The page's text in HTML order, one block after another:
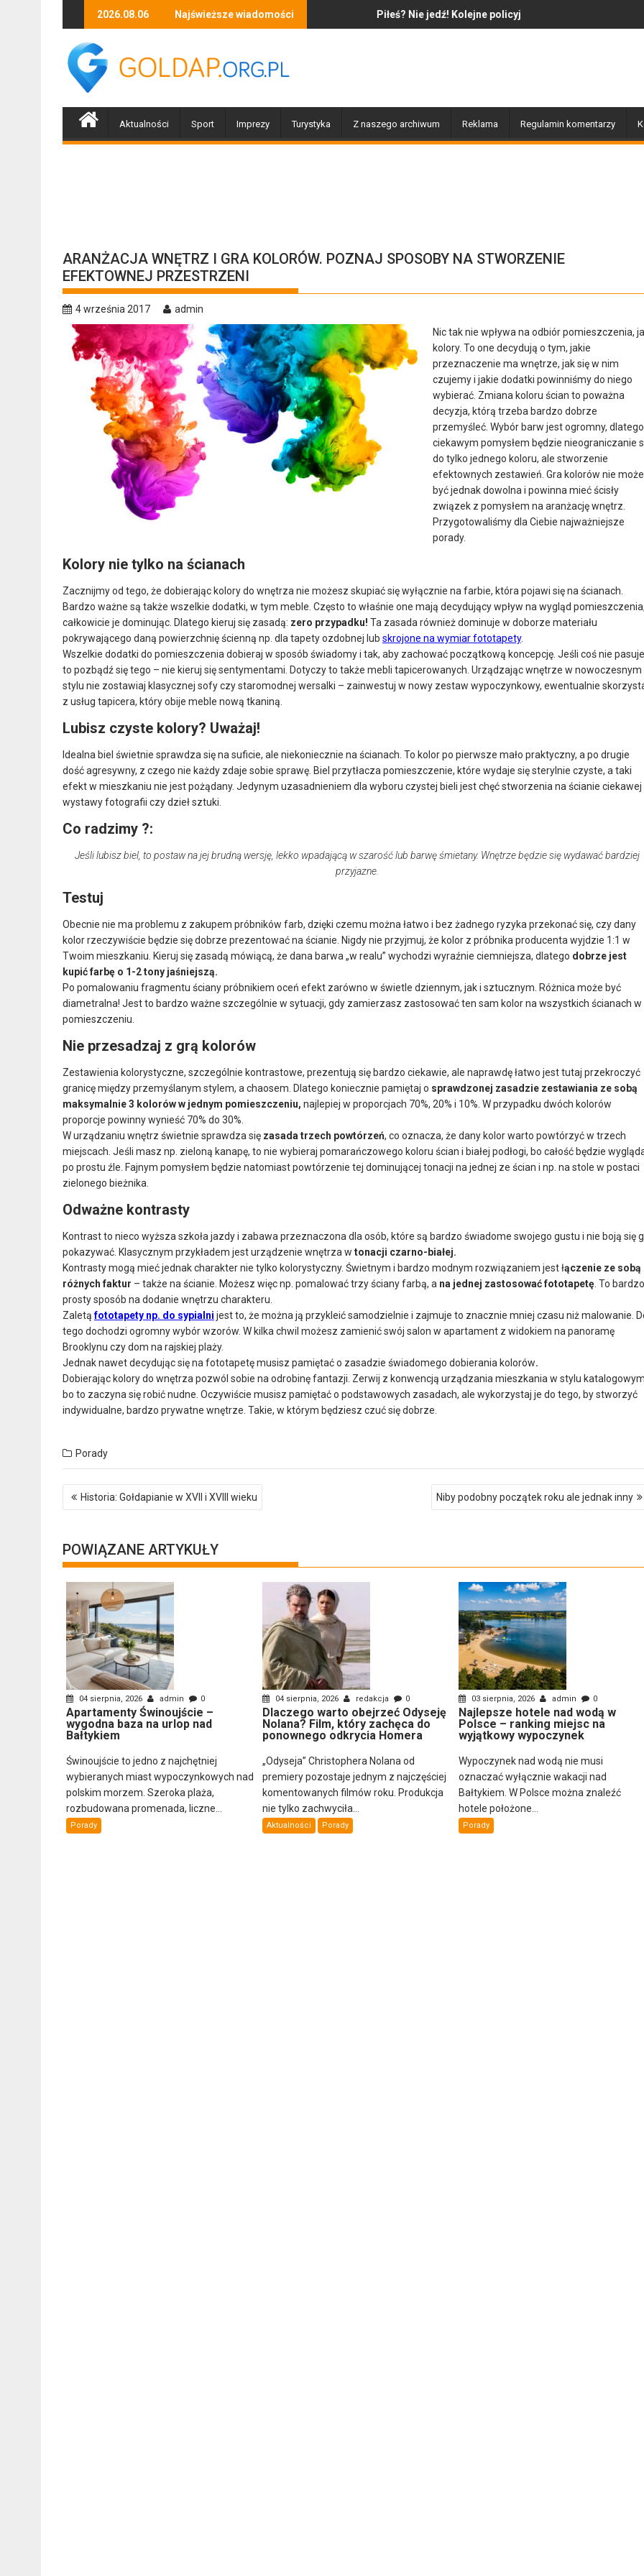
2026.08.06 Najświeższe wiadomości
wernisaż wystawy Stefana Kierula
Za ciekawość zapłacili 1200 zł Piłeś? Nie jedź! Kolejne policyjne działania „Trzeźwość”Jazz to nie tylko muzyka
Aktualności Sport Imprezy Turystyka Z naszego archiwum Reklama Regulamin komentarzy
ARANŻACJA WNĘTRZ I GRA KOLORÓW. POZNAJ SPOSOBY NA STWORZENIE
EFEKTOWNEJ PRZESTRZENI
4 września 2017
admin
Nic tak nie wpływa na odbiór pomieszczenia,
kolory. To one decydują o tym, jakie
przeznaczenie ma wnętrze, jak się w nim
czujemy i jakie dodatki powinniśmy do niego
wybierać. Zmiana koloru ścian to poważna
decyzja, którą trzeba bardzo dobrze
przemyśleć. Wybór barw jest ogromny, dlatego
ciekawym pomysłem będzie nieograniczanie
do tylko jednego koloru, ale stworzenie
efektownych zestawień. Gra kolorów nie może
być jednak dowolna i powinna mieć ścisły
związek z pomysłem na aranżację wnętrz.
Przygotowaliśmy dla Ciebie najważniejsze
porady.
Kolory nie tylko na ścianach
Zacznijmy od tego, że dobierając kolory do wnętrza nie możesz skupiać się wyłącznie na farbie, która pojawi się na ścianach.
Bardzo ważne są także wszelkie dodatki, w tym meble. Często to właśnie one mają decydujący wpływ na wygląd
całkowicie je dominując. Dlatego kieruj się zasadą: zero przypadku! Ta zasada również dominuje w doborze materiału
pokrywającego daną powierzchnię ścienną np. dla tapety ozdobnej lub skrojone na wymiar fototapety.
Wszelkie dodatki do pomieszczenia dobieraj w sposób świadomy i tak, aby zachować początkową koncepcję. Jeśli coś nie
to pozbądź się tego – nie kieruj się sentymentami. Dotyczy to także mebli tapicerowanych. Urządzając wnętrze w nowoczesnym
stylu nie zostawiaj klasycznej sofy czy staromodnej wersalki – zainwestuj w nowy zestaw wypoczynkowy, ewentualnie
z usług tapicera, który obije meble nową tkaniną.
Lubisz czyste kolory? Uważaj!
Idealna biel świetnie sprawdza się na suficie, ale niekoniecznie na ścianach. To kolor po pierwsze mało praktyczny, a po drugie
dość agresywny, z czego nie każdy zdaje sobie sprawę. Biel przytłacza pomieszczenie, które wydaje się sterylnie czyste, a taki
efekt w mieszkaniu nie jest pożądany. Jedynym uzasadnieniem dla wyboru czystej bieli jest chęć stworzenia na ścianie ciekawej
wystawy fotografii czy dzieł sztuki.
Co radzimy ?:
Jeśli lubisz biel, to postaw na jej brudną wersję, lekko wpadającą w szarość lub barwę śmietany. Wnętrze będzie się wydawać bardziej
przyjazne.
Testuj
Obecnie nie ma problemu z zakupem próbników farb, dzięki czemu można łatwo i bez żadnego ryzyka przekonać się, czy dany
kolor rzeczywiście będzie się dobrze prezentować na ścianie. Nigdy nie przyjmuj, że kolor z próbnika producenta wyjdzie 1:1 w
Twoim mieszkaniu. Kieruj się zasadą mówiącą, że dana barwa „w realu” wychodzi wyraźnie ciemniejsza, dlatego dobrze jest
kupić farbę o 1-2 tony jaśniejszą.
Po pomalowaniu fragmentu ściany próbnikiem oceń efekt zarówno w świetle dziennym, jak i sztucznym. Różnica może być
diametralna! Jest to bardzo ważne szczególnie w sytuacji, gdy zamierzasz zastosować ten sam kolor na wszystkich ścianach w
pomieszczeniu.
Nie przesadzaj z grą kolorów
Zestawienia kolorystyczne, szczególnie kontrastowe, prezentują się bardzo ciekawie, ale naprawdę łatwo jest tutaj przekroczyć
granicę między przemyślanym stylem, a chaosem. Dlatego koniecznie pamiętaj o sprawdzonej zasadzie zestawiania ze sobą
maksymalnie 3 kolorów w jednym pomieszczeniu, najlepiej w proporcjach 70%, 20% i 10%. W przypadku dwóch kolorów
proporcje powinny wynieść 70% do 30%.
W urządzaniu wnętrz świetnie sprawdza się zasada trzech powtórzeń, co oznacza, że dany kolor warto powtórzyć w trzech
miejscach. Jeśli masz np. zieloną kanapę, to nie wybieraj pomarańczowego koloru ścian i białej podłogi, bo całość będzie
po prostu źle. Fajnym pomysłem będzie natomiast powtórzenie tej dominującej tonacji na jednej ze ścian i np. na stole w postaci
zielonego bieżnika.
Odważne kontrasty
Kontrast to nieco wyższa szkoła jazdy i zabawa przeznaczona dla osób, które są bardzo świadome swojego gustu i nie boją się
pokazywać. Klasycznym przykładem jest urządzenie wnętrza w tonacji czarno-białej.
Kontrasty mogą mieć jednak charakter nie tylko kolorystyczny. Świetnym i bardzo modnym rozwiązaniem jest łączenie ze sobą
różnych faktur – także na ścianie. Możesz więc np. pomalować trzy ściany farbą, a na jednej zastosować fototapetę . To bardzo
prosty sposób na dodanie wnętrzu charakteru.
Zaletąfototapety np. do sypialni jest to, że można ją przykleić samodzielnie i zajmuje to znacznie mniej czasu niż malowanie.
tego dochodzi ogromny wybór wzorów. W kilka chwil możesz zamienić swój salon w apartament z widokiem na panoramę
Brooklynu czy dom na rajskiej plaży.
Jednak nawet decydując się na fototapetę musisz pamiętać o zasadzie świadomego dobierania kolorów.
Dobierając kolory do wnętrza pozwól sobie na odrobinę fantazji. Zerwij z konwencją urządzania mieszkania w stylu
bo to zaczyna się robić nudne. Oczywiście musisz pamiętać o podstawowych zasadach, ale wykorzystaj je do tego, by stworzyć
indywidualne, bardzo prywatne wnętrze. Takie, w którym będziesz czuć się dobrze.
Porady
Nawigacja
wpisu
Historia: Gołdapianie w XVII i XVIII wieku Niby podobny początek roku ale jednak inny
POWIĄZANE ARTYKUŁY
04 sierpnia, 2026 admin 0
Apartamenty Świnoujście –
wygodna baza na urlop nad
Bałtykiem
Świnoujście to jedno z najchętniej
wybieranych miast wypoczynkowych nad
polskim morzem. Szeroka plaża,
rozbudowana promenada, liczne...
Porady
04 sierpnia, 2026 redakcja 0
Dlaczego warto obejrzeć Odyseję
Nolana? Film, który zachęca do
ponownego odkrycia Homera
„Odyseja” Christophera Nolana od
premiery pozostaje jednym z najczęściej
komentowanych filmów roku. Produkcja
nie tylko zachwyciła...
Aktualności Porady
03 sierpnia, 2026 admin 0
Najlepsze hotele nad wodą w
Polsce – ranking miejsc na
wyjątkowy wypoczynek
Wypoczynek nad wodą nie musi
oznaczać wyłącznie wakacji nad
Bałtykiem. W Polsce można znaleźć
hotele położone...
Porady